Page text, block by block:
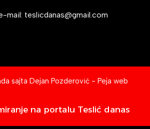
mail: teslicdanas@gmail.com
sajta Dejan Pozderović - Peja web
na portalu Teslić danas